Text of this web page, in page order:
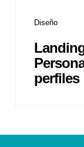
Diseño
perfiles